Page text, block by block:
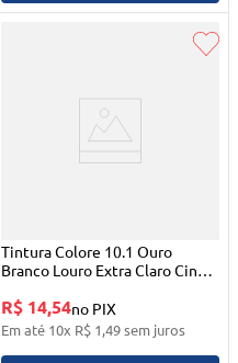
Tintura Colore 10.1 Ouro
Branco Louro Extra Claro Cinza
R$ 14,54no PIX
Em até 10x R$ 1,49sem juros